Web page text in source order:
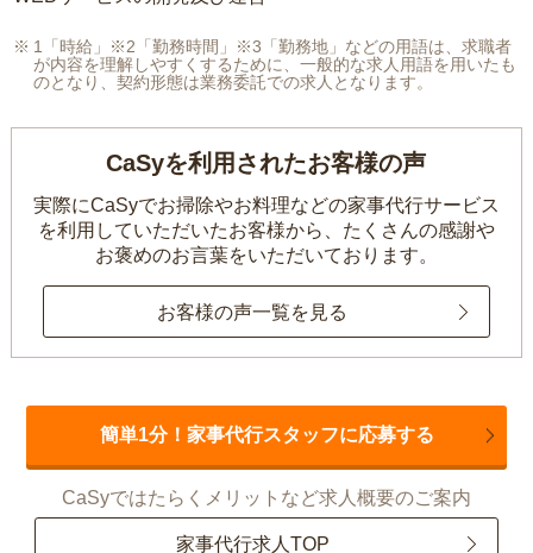
1「時給」※2「勤務時間」※3「勤務地」などの用語は、求職者
が内容を理解しやすくするために、一般的な求人用語を用いたも
のとなり、契約形態は業務委託での求人となります。
CaSyを利用されたお客様の声
実際にCaSyでお掃除やお料理などの家事代行サービス
を利用していただいたお客様から、 たくさんの感謝や
お褒めのお言葉をいただいております。
お客様の声一覧を見る
簡単1分！家事代行スタッフに応募する
CaSyではたらくメリットなど求人概要のご案内
家事代行求人TOP